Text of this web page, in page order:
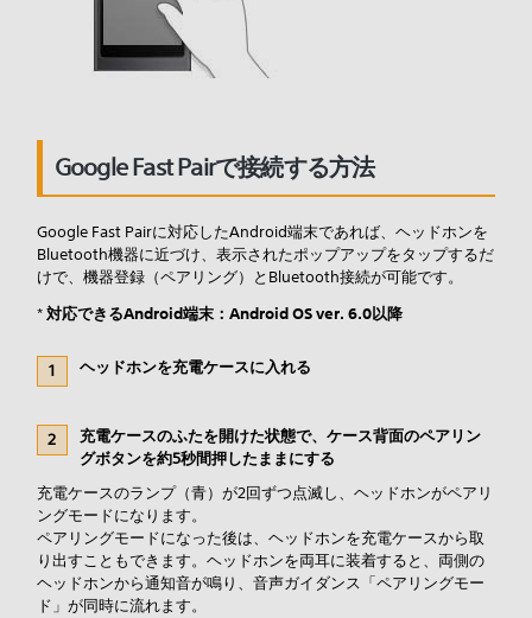
Google Fast Pairで接続する方法
Google Fast Pairに対応したAndroid端末であれば、ヘッドホンを
Bluetooth機器に近づけ、表示されたポップアップをタップするだ
けで、機器登録（ペアリング）とBluetooth接続が可能です。
*対応できるAndroid端末：Android OS ver. 6.0以降
ヘッドホンを充電ケースに入れる
充電ケースのふたを開けた状態で、ケース背面のペアリン
グボタンを約5秒間押したままにする
充電ケースのランプ（青）が2回ずつ点滅し、ヘッドホンがペアリ
ングモードになります。
ペアリングモードになった後は、ヘッドホンを充電ケースから取
り出すこともできます。ヘッドホンを両耳に装着すると、両側の
ヘッドホンから通知音が鳴り、音声ガイダンス「ペアリングモー
ド」が同時に流れます。